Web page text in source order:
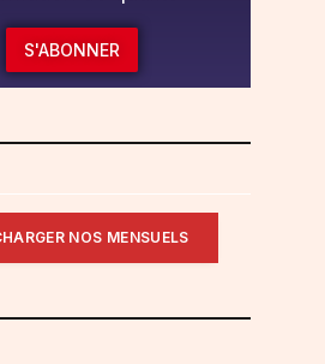
S'ABONNER
NOS MENSUELS